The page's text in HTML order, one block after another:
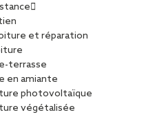
et réparation
terrasse
en amiante
photovoltaïque
végétalisée